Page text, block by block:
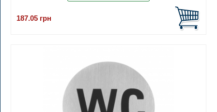
187.05 грн